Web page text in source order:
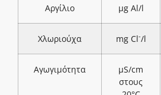
Αργίλιο μg Al/l
Χλωριούχα mg Cl-/l
Αγωγιμότητα
μS/cm
στους